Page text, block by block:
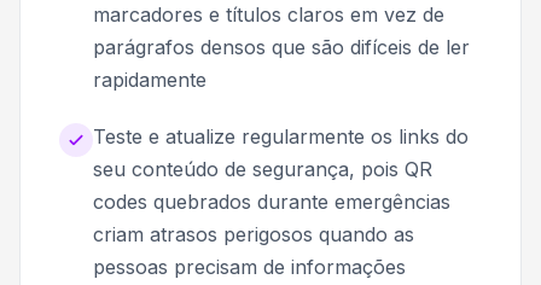
marcadores e títulos claros em vez de
parágrafos densos que são difíceis de ler
rapidamente
Teste e atualize regularmente os links do
seu conteúdo de segurança, pois QR
codes quebrados durante emergências
criam atrasos perigosos quando as
pessoas precisam de informações